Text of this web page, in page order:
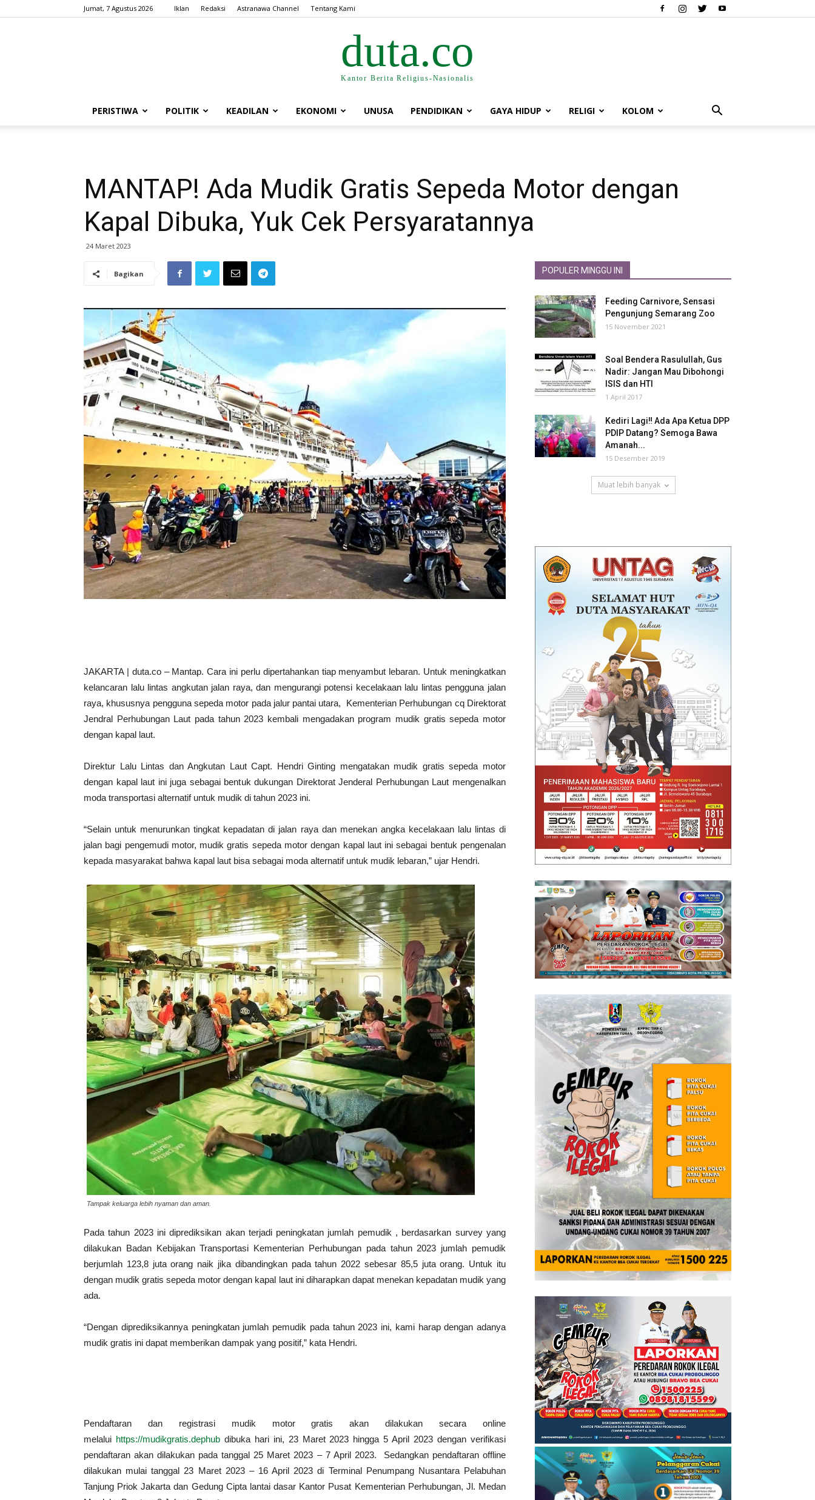
Jumat, 7 Agustus 2026 Iklan Redaksi Astranawa Channel Tentang Kami
duta.co
Kantor Berita Religius-Nasionalis
PERISTIWA POLITIK KEADILAN EKONOMI UNUSA PENDIDIKAN GAYA HIDUP RELIGI KOLOM
MANTAP! Ada Mudik Gratis Sepeda Motor dengan
Kapal Dibuka, Yuk Cek Persyaratannya
24 Maret 2023
Bagikan
JAKARTA | duta.co – Mantap. Cara ini perlu dipertahankan tiap menyambut lebaran. Untuk meningkatkan
kelancaran lalu lintas angkutan jalan raya, dan mengurangi potensi kecelakaan lalu lintas pengguna jalan
raya, khususnya pengguna sepeda motor pada jalur pantai utara, Kementerian Perhubungan cq Direktorat
Jendral Perhubungan Laut pada tahun 2023 kembali mengadakan program mudik gratis sepeda motor
dengan kapal laut.
Direktur Lalu Lintas dan Angkutan Laut Capt. Hendri Ginting mengatakan mudik gratis sepeda motor
dengan kapal laut ini juga sebagai bentuk dukungan Direktorat Jenderal Perhubungan Laut mengenalkan
moda transportasi alternatif untuk mudik di tahun 2023 ini.
“Selain untuk menurunkan tingkat kepadatan di jalan raya dan menekan angka kecelakaan lalu lintas di
jalan bagi pengemudi motor, mudik gratis sepeda motor dengan kapal laut ini sebagai bentuk pengenalan
kepada masyarakat bahwa kapal laut bisa sebagai moda alternatif untuk mudik lebaran,” ujar Hendri.
Tampak keluarga lebih nyaman dan aman.
Pada tahun 2023 ini diprediksikan akan terjadi peningkatan jumlah pemudik , berdasarkan survey yang
dilakukan Badan Kebijakan Transportasi Kementerian Perhubungan pada tahun 2023 jumlah pemudik
berjumlah 123,8 juta orang naik jika dibandingkan pada tahun 2022 sebesar 85,5 juta orang. Untuk itu
dengan mudik gratis sepeda motor dengan kapal laut ini diharapkan dapat menekan kepadatan mudik yang
ada.
“Dengan diprediksikannya peningkatan jumlah pemudik pada tahun 2023 ini, kami harap dengan adanya
mudik gratis ini dapat memberikan dampak yang positif,” kata Hendri.
Pendaftaran dan registrasi mudik motor gratis akan dilakukan secara online
melalui https://mudikgratis.dephubdibuka hari ini, 23 Maret 2023 hingga 5 April 2023 dengan verifikasi
pendaftaran akan dilakukan pada tanggal 25 Maret 2023 – 7 April 2023. Sedangkan pendaftaran offline
dilakukan mulai tanggal 23 Maret 2023 – 16 April 2023 di Terminal Penumpang Nusantara Pelabuhan
Tanjung Priok Jakarta dan Gedung Cipta lantai dasar Kantor Pusat Kementerian Perhubungan, Jl. Medan
POPULER MINGGU INI
Feeding Carnivore, Sensasi
Pengunjung Semarang Zoo
15 November 2021
Soal Bendera Rasulullah, Gus
Nadir: Jangan Mau Dibohongi
ISIS dan HTI
1 April 2017
Kediri Lagi‼ Ada Apa Ketua DPP
PDIP Datang? Semoga Bawa
Amanah...
15 Desember 2019
Muat lebih banyak